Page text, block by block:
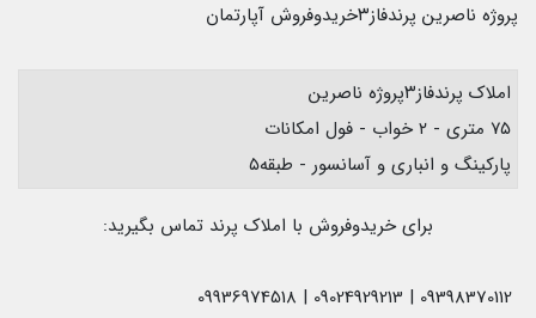
پروژه ناصرین پرندفاز۳خریدوفروش آپارتمان
املاک پرندفاز۳پروژه ناصرین
۷۵ متری - ۲ خواب - فول امکانات
پارکینگ و انباری و آسانسور - طبقه۵
برای خریدوفروش با املاک پرند تماس بگیرید: